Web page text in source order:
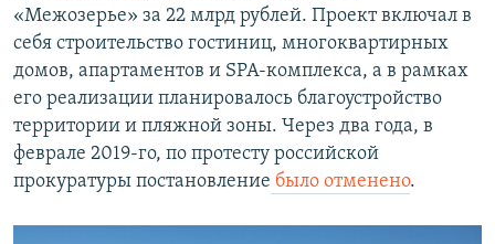
«Межозерье» за 22 млрд рублей. Проект включал в
себя строительство гостиниц, многоквартирных
домов, апартаментов и SPA-комплекса, а в рамках
его реализации планировалось благоустройство
территории и пляжной зоны. Через два года, в
феврале 2019-го, по протесту российской
прокуратуры постановление было отменено.